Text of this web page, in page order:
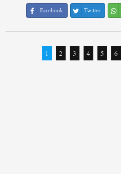
Facebook Twitter
1 2 3 4 5 6